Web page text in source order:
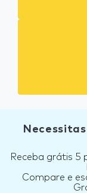
Receba grátis 5
Compare e